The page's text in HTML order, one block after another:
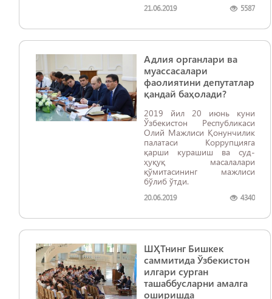
тегишли қонунчилик
Навоий ва Тошкент
вилоятлари мисолида
кенгайтирилган йиғилиш
ўтказилди.
21.06.2019 5587
Адлия органлари ва
муассасалари
фаолиятини депутатлар
қандай баҳолади?
2019 йил 20 июнь куни
Ўзбекистон Республикаси
Олий Мажлиси Қонунчилик
палатаси Коррупцияга
қарши курашиш ва суд-
ҳуқуқ масалалари
қўмитасининг мажлиси
бўлиб ўтди.
20.06.2019 4340
ШҲТнинг Бишкек
саммитида Ўзбекистон
илгари сурган
ташаббусларни амалга
оширишда